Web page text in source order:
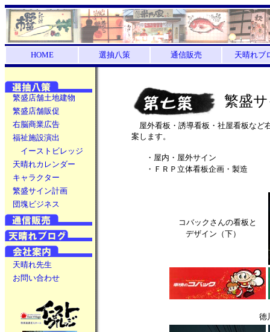
HOME 選抽八策 通信販売 天晴れブ
繁盛店舗土地建物
繁盛店舗販促
右脳商業広告
福祉施設演出
イーストビレッジ
天晴れカレンダー
キャラクター
繁盛サイン計画
団塊ビジネス
天晴れ先生
お問い合わせ
繁盛
屋外看板・誘導看板・社屋看板など
案します。
・屋内・屋外サイン
・ＦＲＰ立体看板企画・製造
コバックさんの看板と
デザイン（下）
徳